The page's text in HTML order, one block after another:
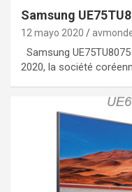
Samsung
12 mayo 2020
Samsung
2020, la société